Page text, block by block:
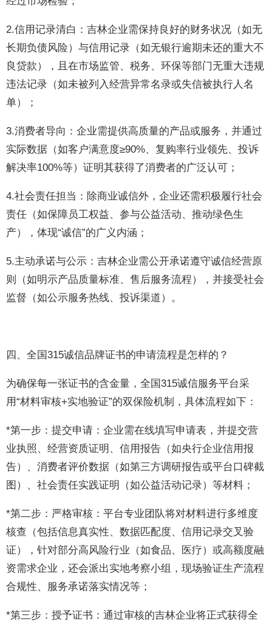
2.信用记录清白：吉林企业需保持良好的财务状况（如无
长期负债风险）与信用记录（如无银行逾期未还的重大不
良贷款），且在市场监管、税务、环保等部门无重大违规
违法记录（如未被列入经营异常名录或失信被执行人名
单）；
3.消费者导向：企业需提供高质量的产品或服务，并通过
实际数据（如客户满意度≥90%、复购率行业领先、投诉
解决率100%等）证明其获得了消费者的广泛认可；
4.社会责任担当：除商业诚信外，企业还需积极履行社会
责任（如保障员工权益、参与公益活动、推动绿色生
产），体现“诚信”的广义内涵；
5.主动承诺与公示：吉林企业需公开承诺遵守诚信经营原
则（如明示产品质量标准、售后服务流程），并接受社会
监督（如公示服务热线、投诉渠道）。
四、全国315诚信品牌证书的申请流程是怎样的？
为确保每一张证书的含金量，全国315诚信服务平台采
用“材料审核+实地验证”的双保险机制，具体流程如下：
*第一步：提交申请：企业需在线填写申请表，并提交营
业执照、经营资质证明、信用报告（如央行企业信用报
告）、消费者评价数据（如第三方调研报告或平台口碑截
图）、社会责任实践证明（如公益活动记录）等材料；
*第二步：严格审核：平台专业团队将对材料进行多维度
核查（包括信息真实性、数据匹配度、信用记录交叉验
证），针对部分高风险行业（如食品、医疗）或高额度融
资需求企业，还会派出实地考察小组，现场验证生产流程
合规性、服务承诺落实情况等；
*第三步：授予证书：通过审核的吉林企业将正式获得全